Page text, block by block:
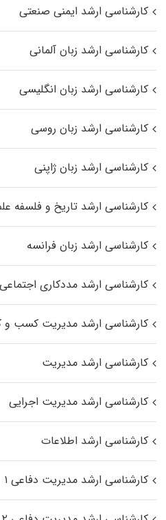
کارشناسی ارشد ایمنی صنعتی
کارشناسی ارشد زبان آلمانی
کارشناسی ارشد زبان انگلیسی
کارشناسی ارشد زبان روسی
کارشناسی ارشد زبان ژاپنی
کارشناسی ارشد تاریخ و فلسفه
کارشناسی ارشد زبان فرانسه
کارشناسی ارشد مددکاری اجتماعی
کارشناسی ارشد مدیریت کسب و
کارشناسی ارشد مدیریت
کارشناسی ارشد مدیریت اجرایی
کارشناسی ارشد اطلاعات
کارشناسی ارشد مدیریت دفاعی ۱